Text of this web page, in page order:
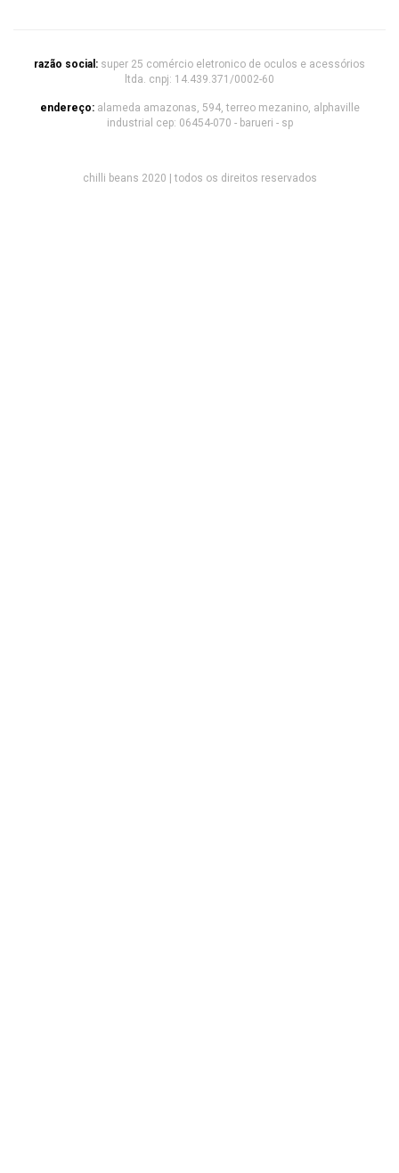
razão social: super 25 comércio eletronico de oculos e acessórios
ltda. cnpj: 14.439.371/0002-60
endereço: alameda amazonas, 594, terreo mezanino, alphaville
industrial cep: 06454-070 - barueri - sp
chilli beans 2020 | todos os direitos reservados